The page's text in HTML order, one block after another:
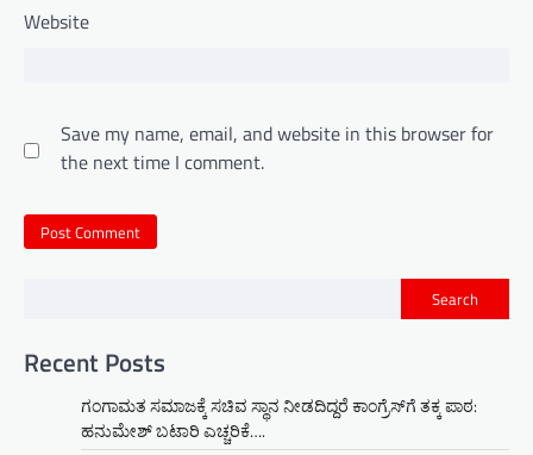
Website
Save my name, email, and website in this browser for
the next time I comment.
Search
Recent Posts
ಗಂಗಾಮತ ಸಮಾಜಕ್ಕೆ ಸಚಿವ ಸ್ಥಾನ ನೀಡದಿದ್ದರೆ ಕಾಂಗ್ರೆಸ್‌ಗೆ ತಕ್ಕ ಪಾಠ:
ಹನುಮೇಶ್ ಬಟಾರಿ ಎಚ್ಚರಿಕೆ….